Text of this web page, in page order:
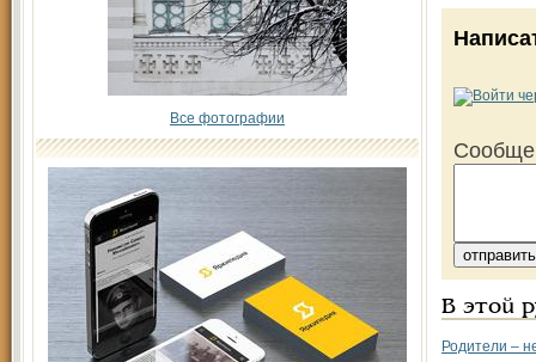
Все фотографии
В этой
Родители –